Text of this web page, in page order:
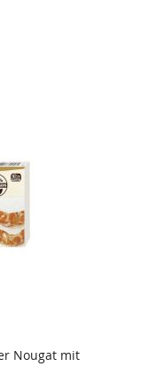
Nougat mit